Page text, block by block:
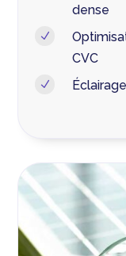
dense
N
CVC
N